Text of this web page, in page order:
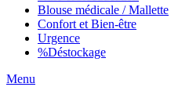
Blouse médicale / Mallette
Confort et Bien-être
Urgence
%Déstockage
Menu